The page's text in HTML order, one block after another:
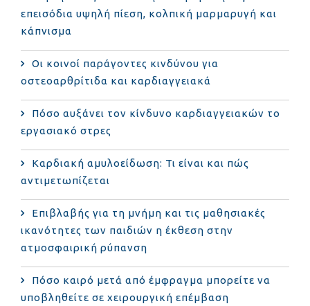
επεισόδια υψηλή πίεση, κολπική μαρμαρυγή και
κάπνισμα
Οι κοινοί παράγοντες κινδύνου για
οστεοαρθρίτιδα και καρδιαγγειακά
Πόσο αυξάνει τον κίνδυνο καρδιαγγειακών το
εργασιακό στρες
Καρδιακή αμυλοείδωση: Τι είναι και πώς
αντιμετωπίζεται
Επιβλαβής για τη μνήμη και τις μαθησιακές
ικανότητες των παιδιών η έκθεση στην
ατμοσφαιρική ρύπανση
Πόσο καιρό μετά από έμφραγμα μπορείτε να
υποβληθείτε σε χειρουργική επέμβαση